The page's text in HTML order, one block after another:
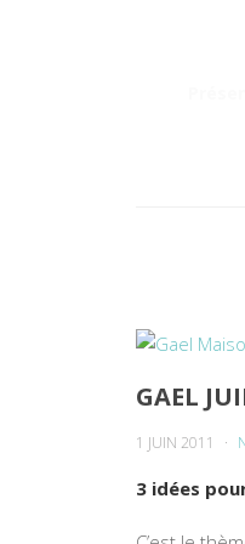
GAEL
1 JUIN 2011
3 idées